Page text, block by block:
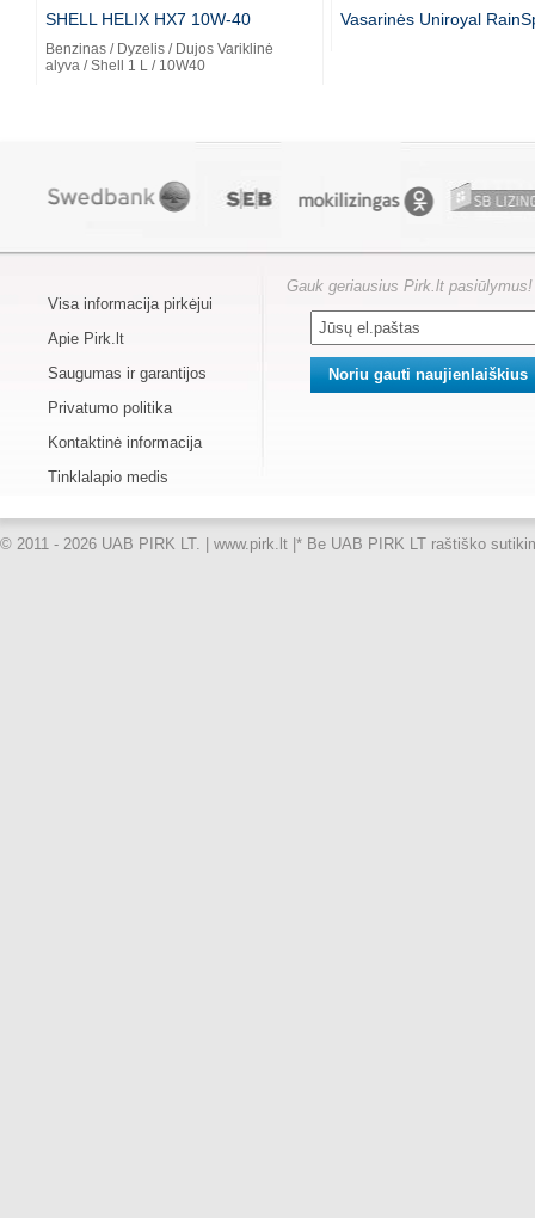
SHELL HELIX HX7 10W-40
Benzinas / Dyzelis / Dujos Variklinė
alyva / Shell 1 L / 10W40
Vasarinės Uniroyal
Visa informacija pirkėjui
Apie Pirk.lt
Saugumas ir garantijos
Privatumo politika
Kontaktinė informacija
Tinklalapio medis
Gauk geriausius Pirk.lt pasiūlymus!
© 2011 - 2026 UAB PIRK LT. | www.pirk.lt | * Be UAB PIRK LT raštiško